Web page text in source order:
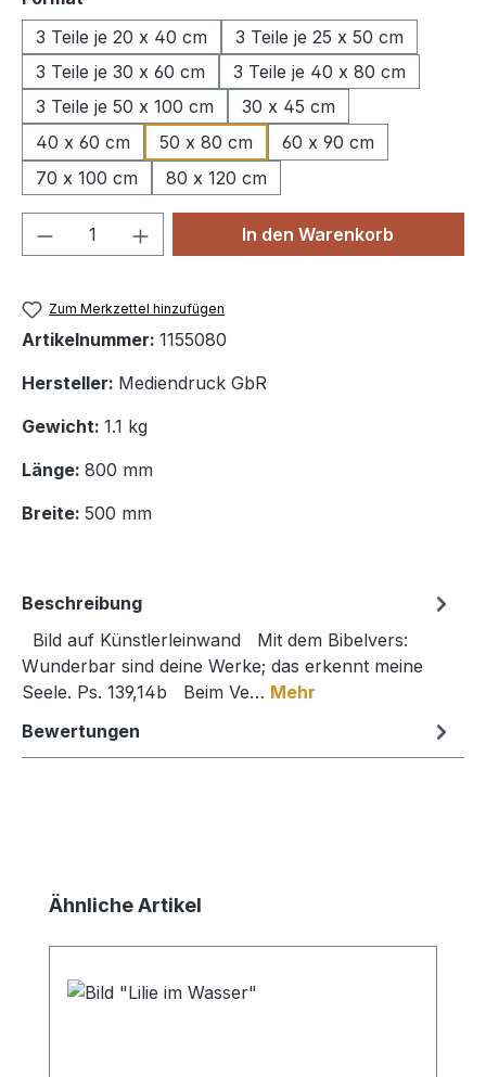
3 Teile je 20 x 40 cm
3 Teile je 25 x 50 cm
3 Teile je 30 x 60 cm
3 Teile je 40 x 80 cm
3 Teile je 50 x 100 cm
30 x 45 cm
40 x 60 cm
50 x 80 cm
60 x 90 cm
70 x 100 cm
80 x 120 cm
Produkt Anzahl: Gib denIn den Warenkorb
Zum Merkzettel hinzufügen
Artikelnummer: 1155080
Hersteller: Mediendruck GbR
Gewicht: 1.1 kg
Länge: 800 mm
Breite: 500 mm
Beschreibung
Bild auf Künstlerleinwand Mit dem Bibelvers:
Wunderbar sind deine Werke; das erkennt meine
Seele. Ps. 139,14b Beim Ve… Mehr
Bewertungen
Produktgalerie überspringen
Ähnliche Artikel